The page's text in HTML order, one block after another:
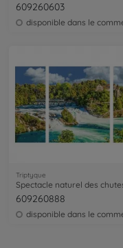
609260603
disponible dans le
Triptyque
609260888
disponible dans le